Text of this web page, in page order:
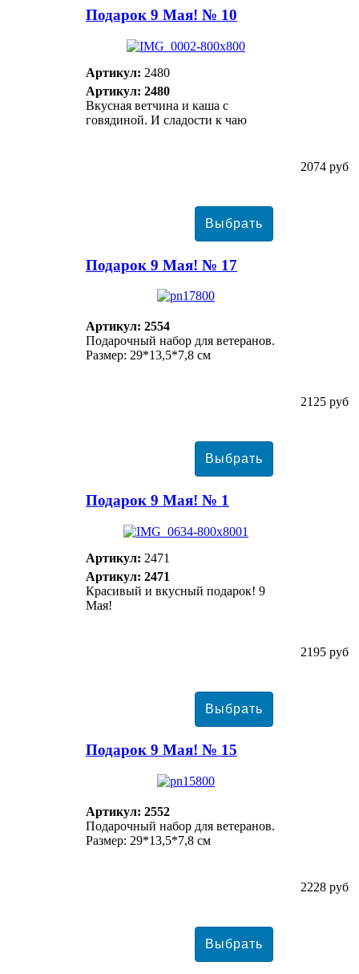
Подарок 9 Мая! № 10
Артикул: 2480
Артикул: 2480
Вкусная ветчина и каша с
говядиной. И сладости к чаю
2074 руб
Подарок 9 Мая! № 17
Артикул: 2554
Подарочный набор для ветеранов.
Размер: 29*13,5*7,8 см
2125 руб
Подарок 9 Мая! № 1
Артикул: 2471
Артикул: 2471
Красивый и вкусный подарок! 9
Мая!
2195 руб
Подарок 9 Мая! № 15
Артикул: 2552
Подарочный набор для ветеранов.
Размер: 29*13,5*7,8 см
2228 руб